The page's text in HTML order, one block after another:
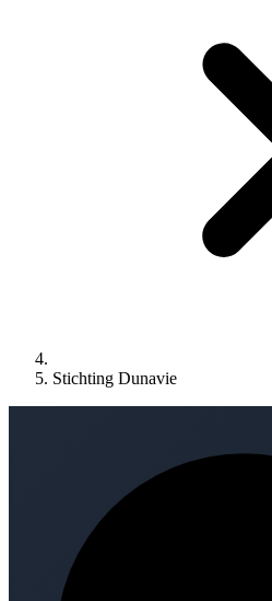
Stichting Dunavie